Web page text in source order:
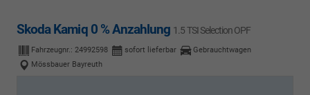
Skoda Kamiq 0 % Anzahlung 1.5 TSI Selection OPF
Fahrzeugnr.: 24992598 sofort lieferbar
Gebrauchtwagen
Mössbauer Bayreuth